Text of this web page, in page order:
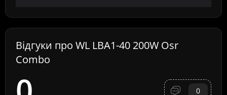
Відгуки про WL LBA1-40 200W Osr
Combo
0